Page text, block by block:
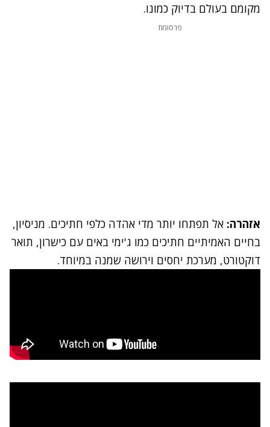
מקומם בעולם בדיוק כמונו.
פרסומת
אזהרה: אל תפתחו יותר מדי אהדה כלפי חתיכים. מניסיון,
בחיים האמיתיים חתיכים כמו ג'ימי באים עם כישרון, תואר
דוקטורט, מערכת יחסים וירושה שמנה במיוחד.